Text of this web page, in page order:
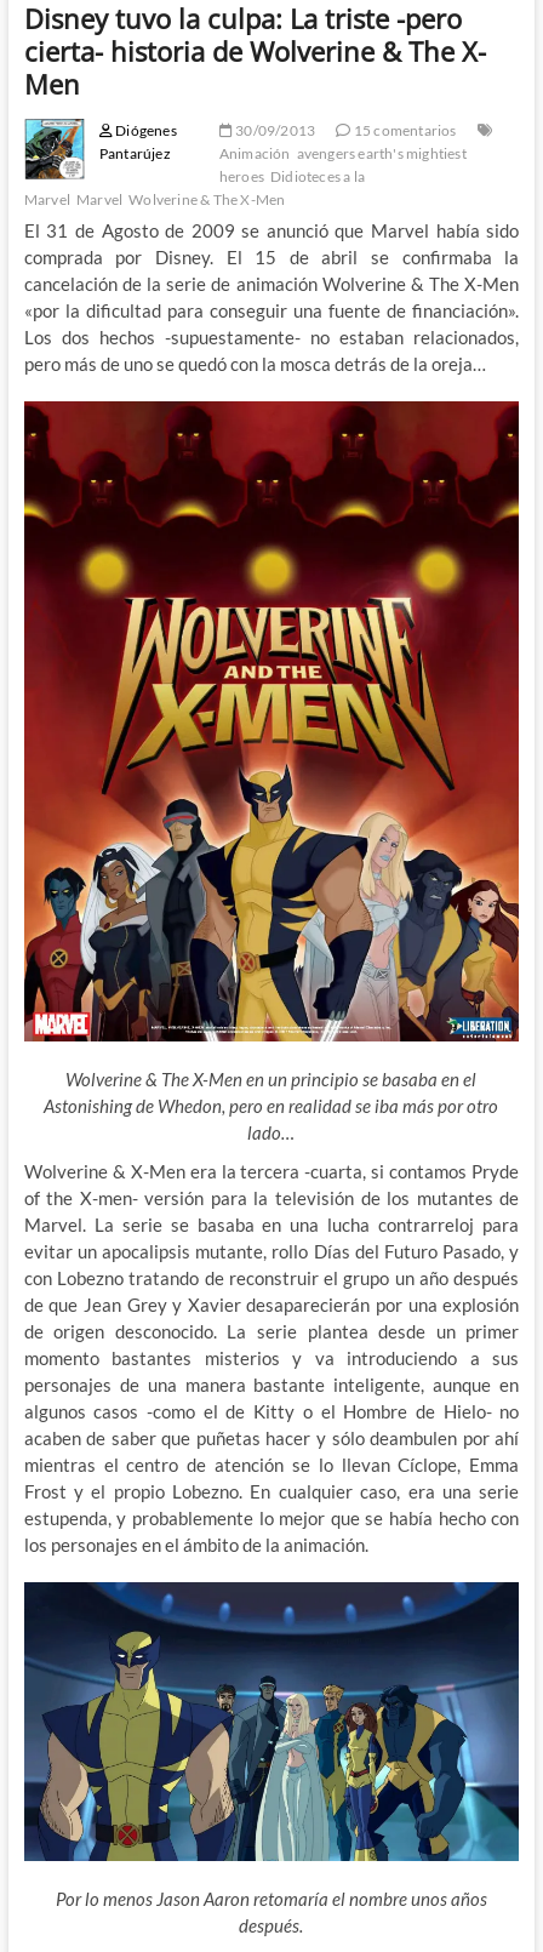
Disney tuvo la culpa: La triste -pero
cierta- historia de Wolverine & The X-
Men
Diógenes
Pantarújez
30/09/2013
15 comentarios
Animación avengers earth's mightiest
heroes Didioteces a la
Marvel Marvel Wolverine & The X-Men
El 31 de Agosto de 2009 se anunció que Marvel había sido
comprada por Disney. El 15 de abril se confirmaba la
cancelación de la serie de animación Wolverine & The X-Men
«por la dificultad para conseguir una fuente de financiación».
Los dos hechos -supuestamente- no estaban relacionados,
pero más de uno se quedó con la mosca detrás de la oreja…
Wolverine & The X-Men en un principio se basaba en el
Astonishing de Whedon, pero en realidad se iba más por otro
lado…
Wolverine & X-Men era la tercera -cuarta, si contamos Pryde
of the X-men- versión para la televisión de los mutantes de
Marvel. La serie se basaba en una lucha contrarreloj para
evitar un apocalipsis mutante, rollo Días del Futuro Pasado, y
con Lobezno tratando de reconstruir el grupo un año después
de que Jean Grey y Xavier desaparecierán por una explosión
de origen desconocido. La serie plantea desde un primer
momento bastantes misterios y va introduciendo a sus
personajes de una manera bastante inteligente, aunque en
algunos casos -como el de Kitty o el Hombre de Hielo- no
acaben de saber que puñetas hacer y sólo deambulen por ahí
mientras el centro de atención se lo llevan Cíclope, Emma
Frost y el propio Lobezno. En cualquier caso, era una serie
estupenda, y probablemente lo mejor que se había hecho con
los personajes en el ámbito de la animación.
Por lo menos Jason Aaron retomaría el nombre unos años
después.